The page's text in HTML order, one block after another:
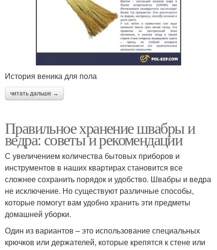
История веника для пола
читать дальше →
Правильное хранение швабры и
ведра: советы и рекомендации
С увеличением количества бытовых приборов и
инструментов в наших квартирах становится все
сложнее сохранить порядок и удобство. Швабры и ведра
не исключение. Но существуют различные способы,
которые помогут вам удобно хранить эти предметы
домашней уборки.
Один из вариантов – это использование специальных
крючков или держателей, которые крепятся к стене или